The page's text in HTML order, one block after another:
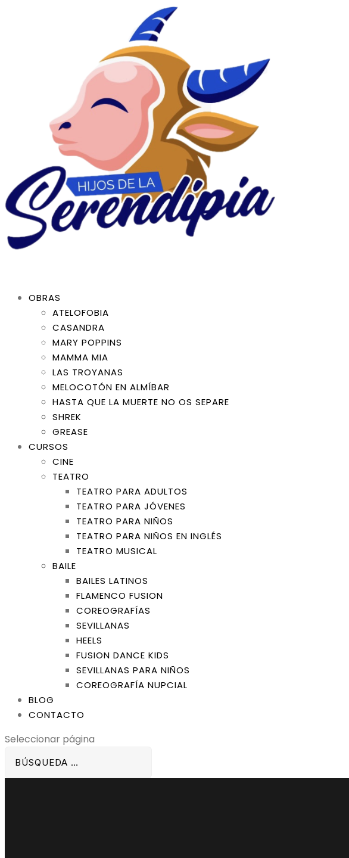
OBRAS
ATELOFOBIA
CASANDRA
MARY POPPINS
MAMMA MIA
LAS TROYANAS
MELOCOTÓN EN ALMÍBAR
HASTA QUE LA MUERTE NO OS SEPARE
SHREK
GREASE
CURSOS
CINE
TEATRO
TEATRO PARA ADULTOS
TEATRO PARA JÓVENES
TEATRO PARA NIÑOS
TEATRO PARA NIÑOS EN INGLÉS
TEATRO MUSICAL
BAILE
BAILES LATINOS
FLAMENCO FUSION
COREOGRAFÍAS
SEVILLANAS
HEELS
FUSION DANCE KIDS
SEVILLANAS PARA NIÑOS
COREOGRAFÍA NUPCIAL
BLOG
CONTACTO
Seleccionar página